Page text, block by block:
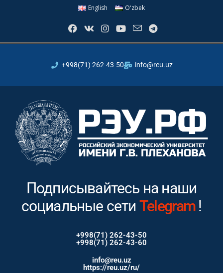
English Oʻzbek
+998(71) 262-43-50 info@reu.uz
Подписывайтесь на наши
социальные сети Instagram !
+998(71) 262-43-50
+998(71) 262-43-60
info@reu.uz
https://reu.uz/ru/